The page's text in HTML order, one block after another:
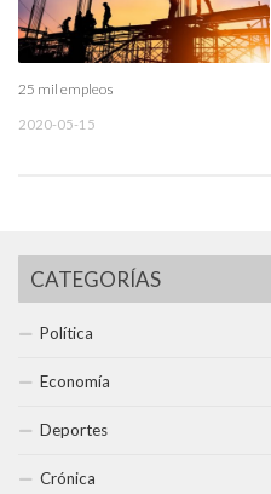
25 mil empleos
2020-05-15
CATEGORÍAS
Política
Economía
Deportes
Crónica